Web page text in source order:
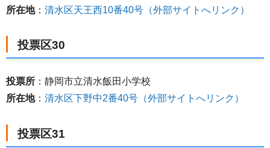
所在地： 清水区天王西10番40号（外部サイトへリンク）
投票区30
投票所 ：静岡市立清水飯田小学校
所在地： 清水区下野中2番40号（外部サイトへリンク）
投票区31